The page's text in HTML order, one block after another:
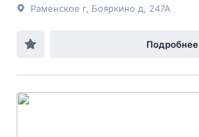
Раменское г, Бояркино д, 247А
Подробнее